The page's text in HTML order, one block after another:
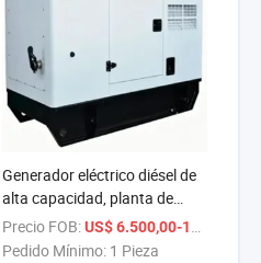
Generador eléctrico diésel de
alta capacidad, planta de
energía diésel, generación
eléctrica, generador diésel
Precio FOB: US$ 6.500,00-18.500,00
Pedido Mínimo: 1 Pieza